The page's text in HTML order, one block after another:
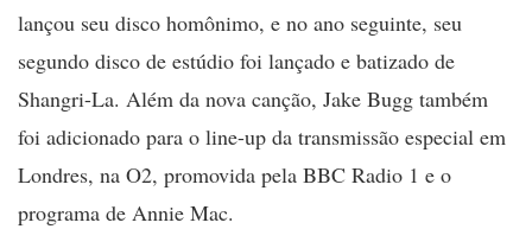
lançou seu disco homônimo, e no ano seguinte, seu
segundo disco de estúdio foi lançado e batizado de
Shangri-La. Além da nova canção, Jake Bugg também
foi adicionado para o line-up da transmissão especial em
Londres, na O2, promovida pela BBC Radio 1 e o
programa de Annie Mac.